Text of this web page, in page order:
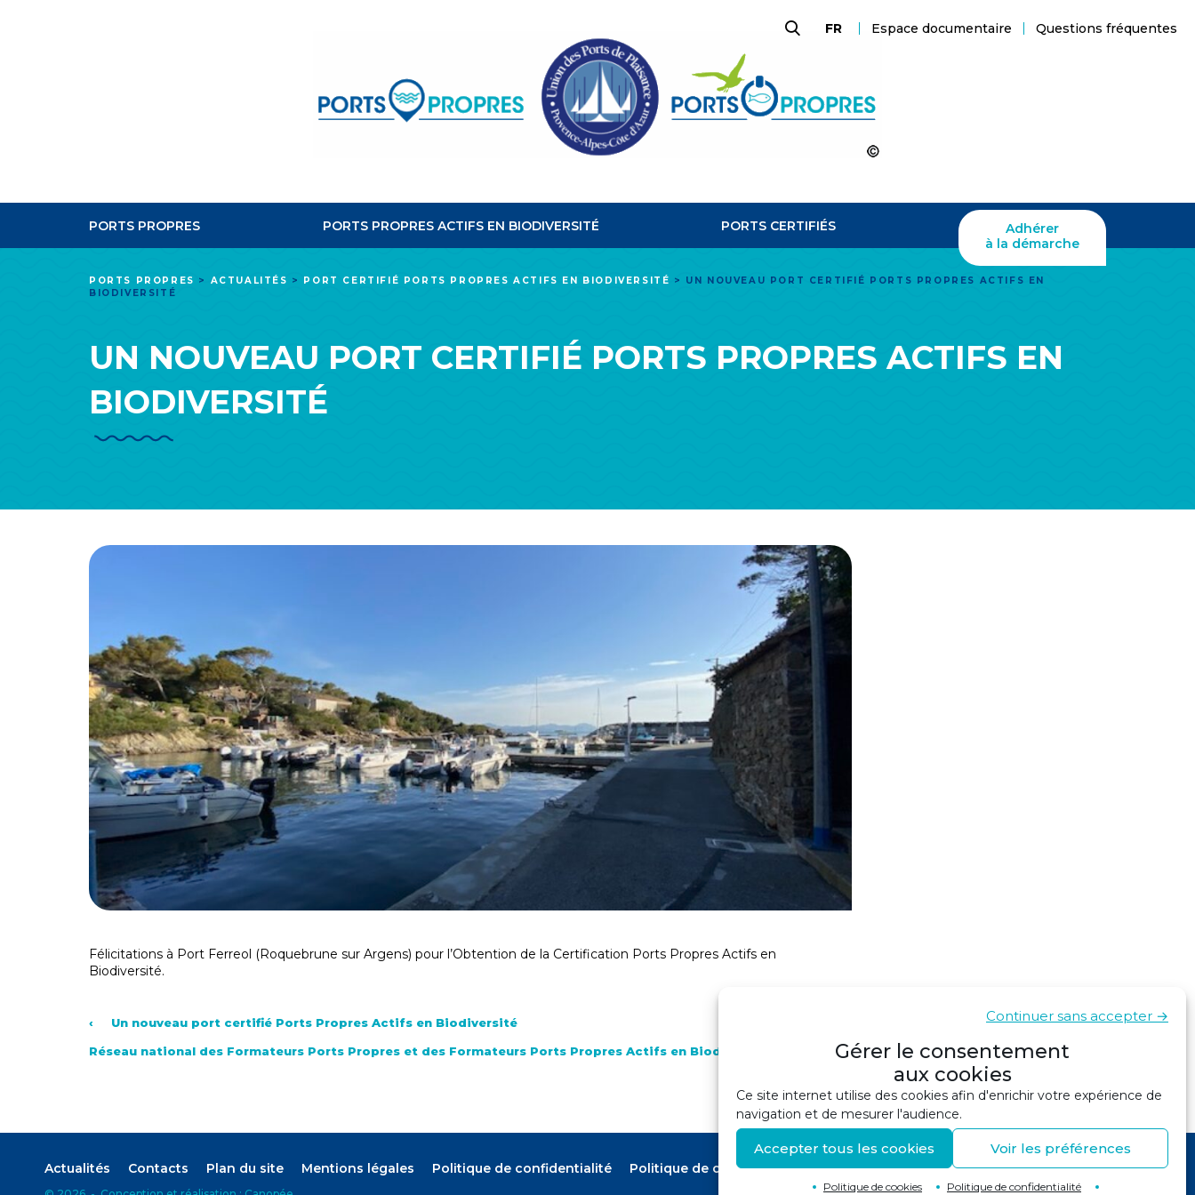
Gérer le consentement
aux cookies
Ce site internet utilise des cookies afin d'enrichir votre expérience de
navigation et de mesurer l'audience.
Accepter tous les cookies
Continuer sans accepter →
Voir les préférences
Politique de cookies Politique de confidentialité
FR Espace documentaire Questions fréquentes
PROPRES
PORTS PROPRES PORTS PROPRES ACTIFS EN BIODIVERSITÉ PORTS CERTIFIÉS
Adhérer
à la démarche
PORTS PROPRES > ACTUALITÉS > PORT CERTIFIÉ PORTS PROPRES ACTIFS EN BIODIVERSITÉ > UN NOUVEAU PORT CERTIFIÉ PORTS PROPRES ACTIFS EN
BIODIVERSITÉ
UN NOUVEAU PORT CERTIFIÉ PORTS PROPRES ACTIFS EN
BIODIVERSITÉ
Félicitations à Port Ferreol (Roquebrune sur Argens) pour l’Obtention de la Certification Ports Propres Actifs en
Biodiversité.
‹
Un nouveau port certifié Ports Propres Actifs en Biodiversité
Réseau national des Formateurs Ports Propres et des Formateurs Ports Propres Actifs en Biodiversité : 16 et 17 mai 2024 – Port La Forêt ›
Actualités Contacts Plan du site Mentions légales Politique de confidentialité Politique de cookies (UE)
Retour en haut de page